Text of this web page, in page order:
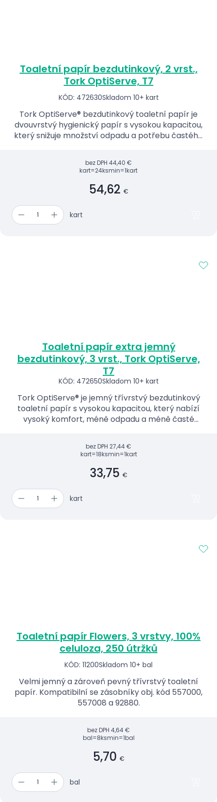
Toaletní papír bezdutinkový, 2 vrst.,
Tork OptiServe, T7
KÓD: 472630Skladom 10+ kart
Tork OptiServe® bezdutinkový toaletní papír je
dvouvrstvý hygienický papír s vysokou kapacitou,
který snižuje množství odpadu a potřebu častého
bez DPH 44,40 €
kart=24ksmin=1kart
54,62 €
kart
Toaletní papír extra jemný
bezdutinkový, 3 vrst., Tork OptiServe,
T7
KÓD: 472650Skladom 10+ kart
Tork OptiServe® je jemný třívrstvý bezdutinkový
toaletní papír s vysokou kapacitou, který nabízí
vysoký komfort, méně odpadu a méně časté
bez DPH 27,44 €
kart=18ksmin=1kart
33,75 €
kart
Toaletní papír Flowers, 3 vrstvy, 100%
celuloza, 250 útržků
KÓD: 11200Skladom 10+ bal
Velmi jemný a zároveň pevný třívrstvý toaletní
papír. Kompatibilní se zásobníky obj. kód 557000,
557008 a 92880.
bez DPH 4,64 €
bal=8ksmin=1bal
5,70 €
bal